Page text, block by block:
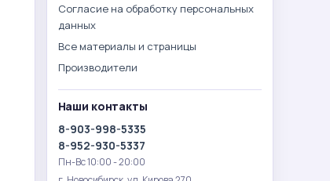
Согласие на обработку персональных
данных
Все материалы и страницы
Производители
Наши контакты
8-903-998-5335
8-952-930-5337
Пн-Вс 10:00 - 20:00